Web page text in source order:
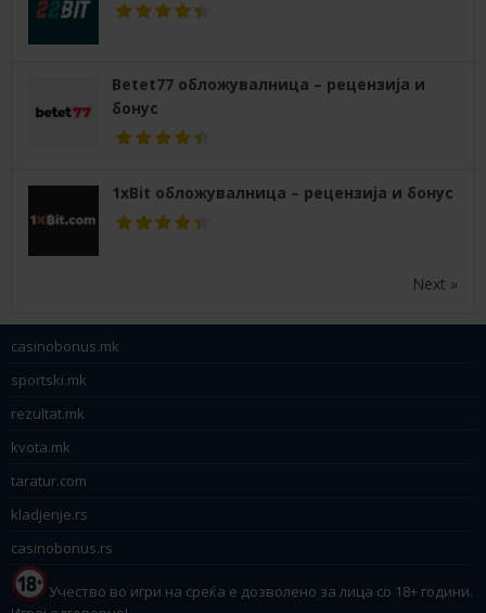
Betet77 обложувалница – рецензија и
бонус
1xBit обложувалница – рецензија и бонус
Next »
casinobonus.mk
sportski.mk
rezultat.mk
kvota.mk
taratur.com
kladjenje.rs
casinobonus.rs
Учество во игри на среќа е дозволено за лица со 18+ години.